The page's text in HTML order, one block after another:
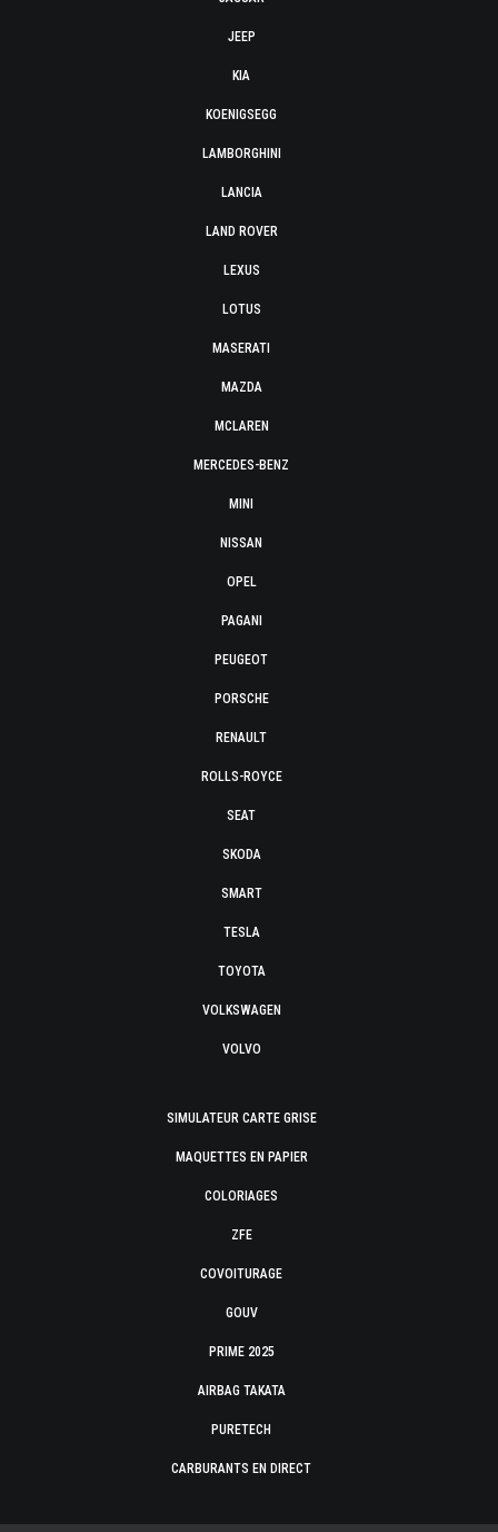
JEEP
KIA
KOENIGSEGG
LAMBORGHINI
LANCIA
LAND ROVER
LEXUS
LOTUS
MASERATI
MAZDA
MCLAREN
MERCEDES-BENZ
MINI
NISSAN
OPEL
PAGANI
PEUGEOT
PORSCHE
RENAULT
ROLLS-ROYCE
SEAT
SKODA
SMART
TESLA
TOYOTA
VOLKSWAGEN
VOLVO
SIMULATEUR CARTE GRISE
MAQUETTES EN PAPIER
COLORIAGES
ZFE
COVOITURAGE
GOUV
PRIME 2025
AIRBAG TAKATA
PURETECH
CARBURANTS EN DIRECT